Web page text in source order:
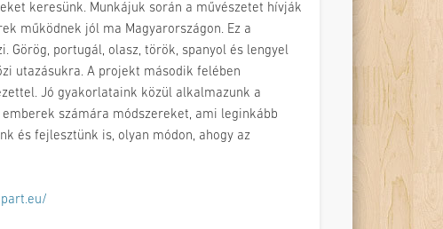
keresünk. Munkájuk során a művészetet hívják
működnek jól ma Magyarországon. Ez a
Görög, portugál, olasz, török, spanyol és lengyel
utazásukra. A projekt második felében
Jó gyakorlataink közül alkalmazunk a
számára módszereket, ami leginkább
és fejlesztünk is, olyan módon, ahogy az